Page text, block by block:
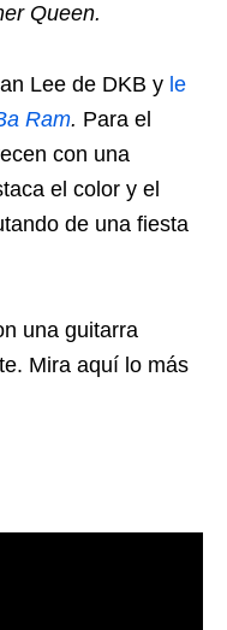
Queen.
Lee de DKB y le
Ram. Para el
con una
el color y el
de una fiesta
una guitarra
Mira aquí lo más